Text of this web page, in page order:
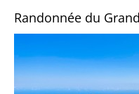
Randonnée du